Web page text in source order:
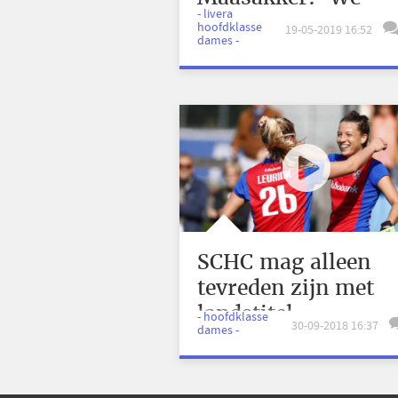
hebben het
waanzinnig goed
gedaan’
- livera
hoofdklasse
dames -
19-05-2019 16:52
SCHC mag alleen
tevreden zijn met
landstitel
- hoofdklasse
dames -
30-09-2018 16:37